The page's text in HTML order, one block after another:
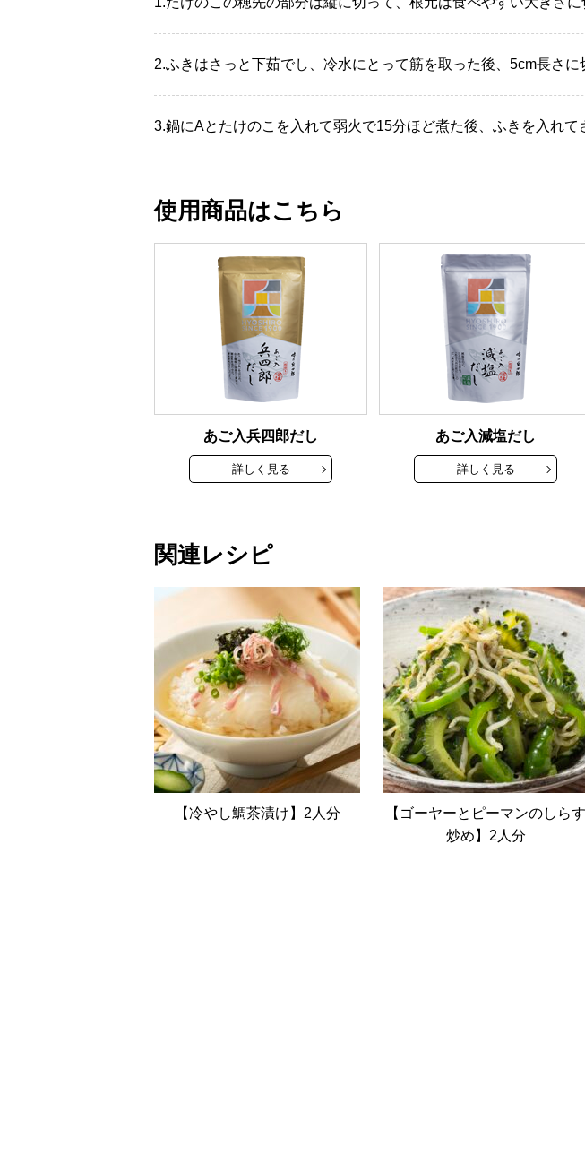
2.ふきはさっと下茹でし、冷水にとって筋を取った後、5cm長さに
3.鍋にAとたけのこを入れて弱火で15分ほど煮た後、ふきを入れて
使用商品はこちら
あご入兵四郎だし
詳しく見る
あご入減塩だし
詳しく見る
関連レシピ
【冷やし鯛茶漬け】2人分
【ゴーヤーとピーマンのしらす
炒め】2人分